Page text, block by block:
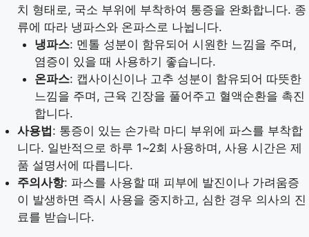
치 형태로, 국소 부위에 부착하여 통증을 완화합니다. 종
류에 따라 냉파스와 온파스로 나뉩니다.
냉파스: 멘톨 성분이 함유되어 시원한 느낌을 주며,
염증이 있을 때 사용하기 좋습니다.
온파스: 캡사이신이나 고추 성분이 함유되어 따뜻한
느낌을 주며, 근육 긴장을 풀어주고 혈액순환을 촉진
합니다.
사용법 : 통증이 있는 손가락 마디 부위에 파스를 부착합
니다. 일반적으로 하루 1~2회 사용하며, 사용 시간은 제
품 설명서에 따릅니다.
주의사항: 파스를 사용할 때 피부에 발진이나 가려움증
이 발생하면 즉시 사용을 중지하고, 심한 경우 의사의 진
료를 받습니다.